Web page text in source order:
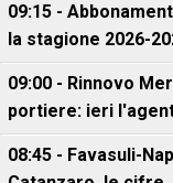
09:15 -
la stagione 2026-
09:00 - Rinnovo
portiere: ieri
08:45 - Favasuli-